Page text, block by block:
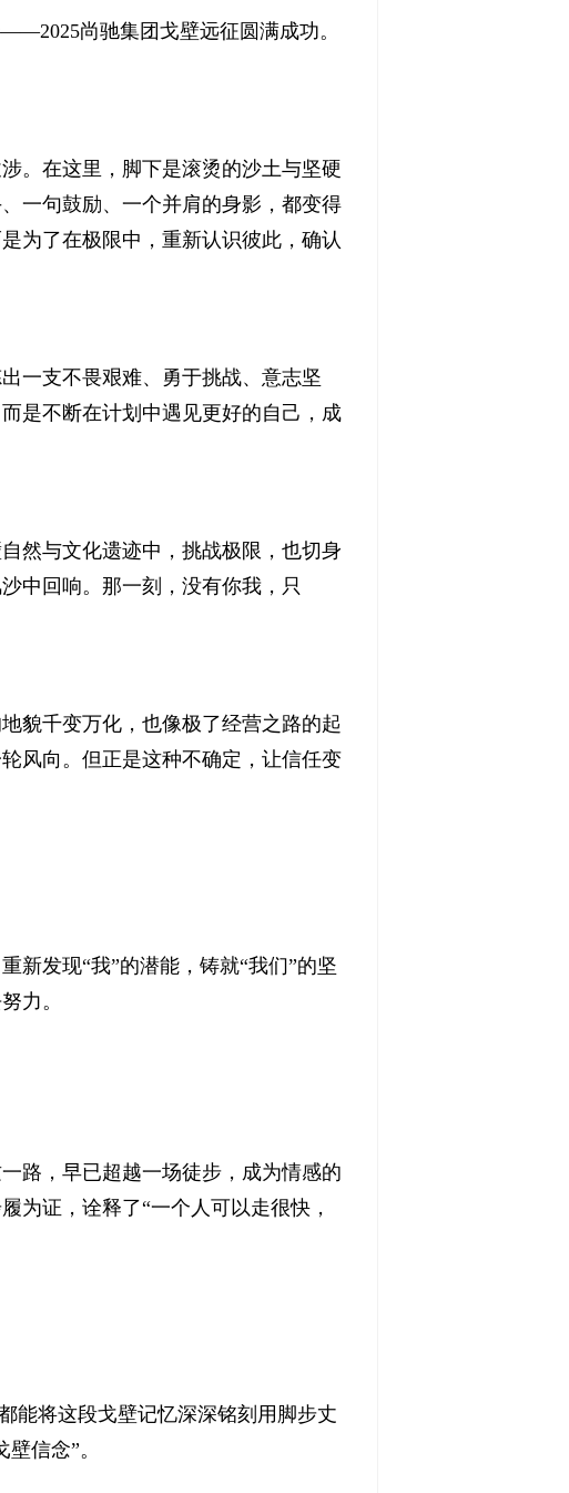
尚驰集团戈壁远征圆满成功。
。在这里，脚下是滚烫的沙土与坚硬
一句鼓励、一个并肩的身影，都变得
为了在极限中，重新认识彼此，确认
一支不畏艰难、勇于挑战、意志坚
是不断在计划中遇见更好的自己，成
然与文化遗迹中，挑战极限，也切身
中回响。那一刻，没有你我，只
貌千变万化，也像极了经营之路的起
风向。但正是这种不确定，让信任变
新发现“我”的潜能，铸就“我们”的坚
力。
路，早已超越一场徒步，成为情感的
为证，诠释了“一个人可以走很快，
能将这段戈壁记忆深深铭刻用脚步丈
信念”。